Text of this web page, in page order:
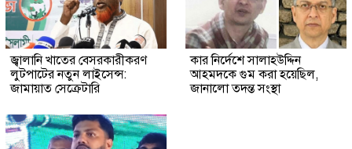
জ্বালানি খাতের বেসরকারীকরণ
লুটপাটের নতুন লাইসেন্স:
জামায়াত সেক্রেটারি
কার নির্দেশে সালাহউদ্দিন
আহমদকে গুম করা হয়েছিল,
জানালো তদন্ত সংস্থা